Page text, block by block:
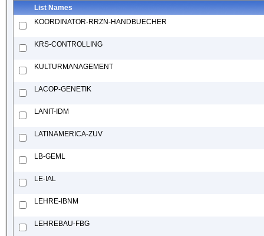
List Names
KOORDINATOR-RRZN-HANDBUECHER
KRS-CONTROLLING
KULTURMANAGEMENT
LACOP-GENETIK
LANIT-IDM
LATINAMERICA-ZUV
LB-GEML
LE-IAL
LEHRE-IBNM
LEHREBAU-FBG